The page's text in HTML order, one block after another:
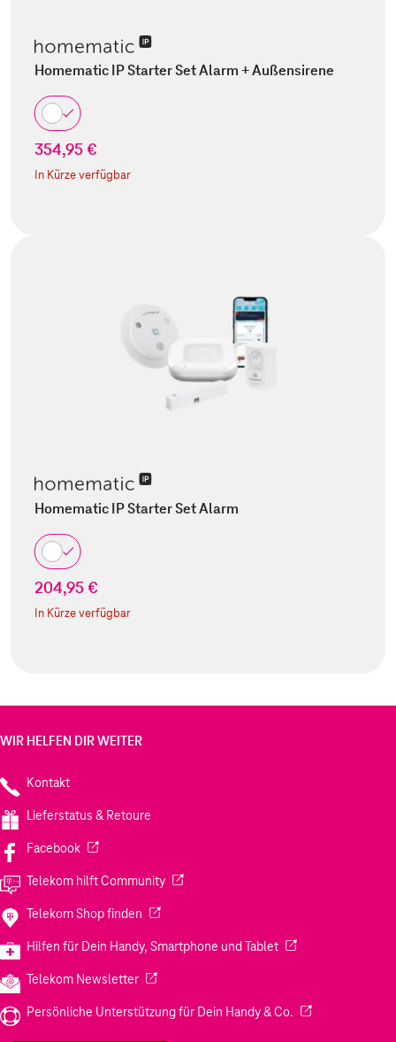
Homematic IP Starter Set Alarm + Außensirene
354,95 €
In Kürze verfügbar
Homematic IP Starter Set Alarm
204,95 €
In Kürze verfügbar
WIR HELFEN DIR WEITER
Kontakt
Lieferstatus & Retoure
Facebook(Wird in einem neuen Tab geöffnet)
Telekom hilft Community(Wird in einem neuen Tab geöffnet)
Telekom Shop finden (Wird in einem neuen Tab geöffnet)
Hilfen für Dein Handy, Smartphone und Tablet(Wird in einem
Telekom Newsletter(Wird in einem neuen Tab geöffnet)
Persönliche Unterstützung für Dein Handy & Co. (Wird in einem